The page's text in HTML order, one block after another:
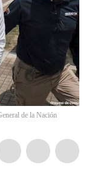
de la Nación